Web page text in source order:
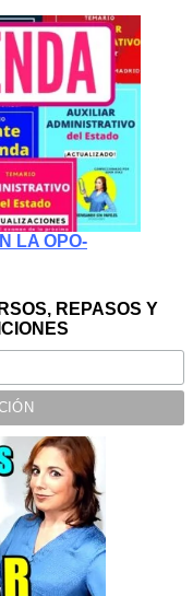
LA OPO-
REPASOS Y